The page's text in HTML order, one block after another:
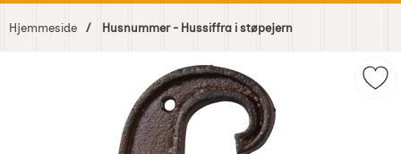
Hjemmeside Husnummer - Hussiffra i støpejern